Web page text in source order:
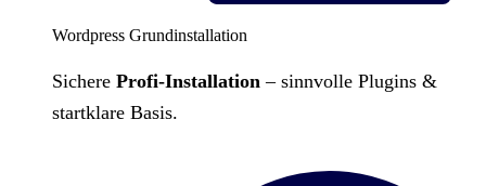
Wordpress Grundinstallation
Sichere Profi-Installation – sinnvolle Plugins &
startklare Basis.